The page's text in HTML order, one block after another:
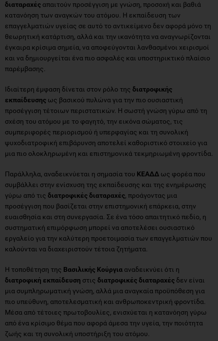
διαταραχές απαιτούν προσέγγιση με γνώση, προσοχή και βαθιά
κατανόηση των αναγκών του ατόμου. Η εκπαίδευση των
επαγγελματιών υγείας σε αυτό το αντικείμενο δεν αφορά μόνο τη
θεωρητική κατάρτιση, αλλά και την ικανότητα να αναγνωρίζονται
έγκαιρα κρίσιμα σημεία, να αποφεύγονται λανθασμένοι χειρισμοί
και να δημιουργείται ένα πιο ασφαλές και υποστηρικτικό πλαίσιο
παρέμβασης.
Ιδιαίτερη έμφαση δίνεται στον ρόλο της διατροφικής
εκπαίδευσης ως βασικού πυλώνα για την πιο ουσιαστική
προσέγγιση τέτοιων περιστατικών. Η σωστή γνώση γύρω από τη
σχέση του ατόμου με το φαγητό, την εικόνα σώματος, τις
συμπεριφορές περιορισμού ή υπερφαγίας και τη συνολική
ψυχοδιατροφική επιβάρυνση αποτελεί καθοριστικό στοιχείο για
μια πιο ολοκληρωμένη και επιστημονικά τεκμηριωμένη φροντίδα.
Παράλληλα, αναδεικνύεται η σημασία του ΚΕΑΔΔ ως φορέα που
συμβάλλει στην ενίσχυση της εκπαίδευσης και της ενημέρωσης
γύρω από τις διατροφικές διαταραχές, προάγοντας μια
προσέγγιση που βασίζεται στην επιστημονική επάρκεια, στην
ευαισθησία και στη συνεργασία. Σε ένα τόσο απαιτητικό πεδίο, η
συστηματική επιμόρφωση μπορεί να αποτελέσει ουσιαστικό
εργαλείο για την καλύτερη προετοιμασία των επαγγελματιών που
καλούνται να διαχειριστούν τέτοια ζητήματα.
Η τοποθέτηση της Βασιλικής Κούργια αναδεικνύει ότι η
διατροφική εκπαίδευση στις διατροφικές διαταραχές δεν είναι
μια συμπληρωματική γνώση, αλλά μια αναγκαία προϋπόθεση για
πιο υπεύθυνη, αποτελεσματική και ανθρωποκεντρική φροντίδα.
Μέσα από τέτοιες πρωτοβουλίες, ενισχύεται η κατανόηση γύρω
από ένα κρίσιμο θέμα που αφορά άμεσα την υγεία, την ποιότητα
ζωής και τη συνολική υποστήριξη του ατόμου.